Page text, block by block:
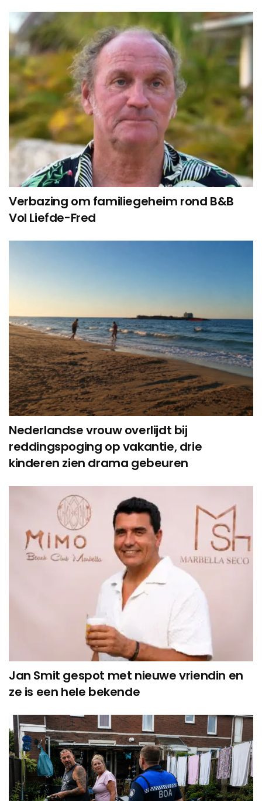
Verbazing om familiegeheim rond B&B
Vol Liefde-Fred
Nederlandse vrouw overlijdt bij
reddingspoging op vakantie, drie
kinderen zien drama gebeuren
Jan Smit gespot met nieuwe vriendin en
ze is een hele bekende